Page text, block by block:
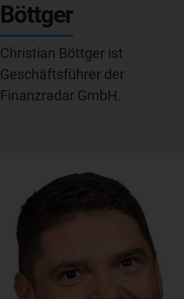
Böttger
Christian Böttger ist
Geschäftsführer der
Finanzradar GmbH.